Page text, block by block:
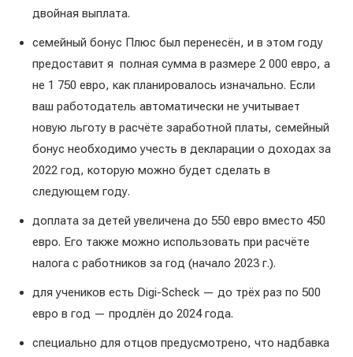
двойная выплата.
семейный бонус Плюс был перенесён, и в этом году
предоставит я ​​полная сумма в размере 2 000 евро, а
не 1 750 евро, как планировалось изначально. Если
ваш работодатель автоматически не учитывает
новую льготу в расчёте заработной платы, семейный
бонус необходимо учесть в декларации о доходах за
2022 год, которую можно будет сделать в
следующем году.
доплата за детей увеличена до 550 евро вместо 450
евро. Его также можно использовать при расчёте
налога с работников за год (начало 2023 г.).
для учеников есть Digi-Scheck — до трёх раз по 500
евро в год — продлён до 2024 года.
специально для отцов предусмотрено, что надбавка